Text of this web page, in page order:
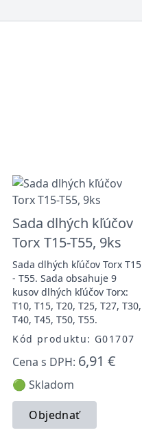
Sada dlhých kľúčov
Torx T15-T55, 9ks
Sada dlhých kľúčov Torx T15
- T55. Sada obsahuje 9
kusov dlhých kľúčov Torx:
T10, T15, T20, T25, T27, T30,
T40, T45, T50, T55.
Kód produktu: G01707
Cena s DPH: 6,91 €
🟢 Skladom
Objednať